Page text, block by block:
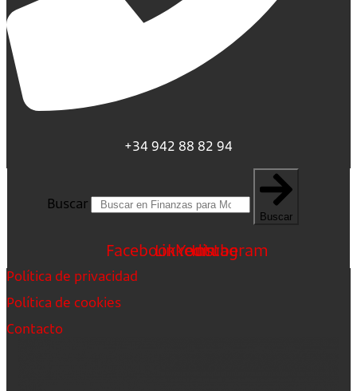
+34 942 88 82 94
Buscar
Buscar
FacebookLinkedin
Youtube
Instagram
Política de privacidad
Política de cookies
Contacto